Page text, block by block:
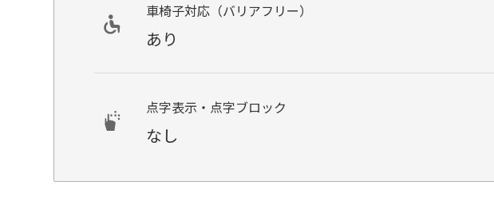
車椅子対応（バリアフリー）
あり
点字表示・点字ブロック
なし